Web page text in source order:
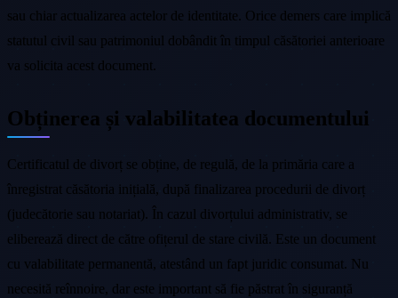
sau chiar actualizarea actelor de identitate. Orice demers care implică
statutul civil sau patrimoniul dobândit în timpul căsătoriei anterioare
va solicita acest document.
Obținerea și valabilitatea documentului
Certificatul de divorț se obține, de regulă, de la primăria care a
înregistrat căsătoria inițială, după finalizarea procedurii de divorț
(judecătorie sau notariat). În cazul divorțului administrativ, se
eliberează direct de către ofițerul de stare civilă. Este un document
cu valabilitate permanentă, atestând un fapt juridic consumat. Nu
necesită reînnoire, dar este important să fie păstrat în siguranță